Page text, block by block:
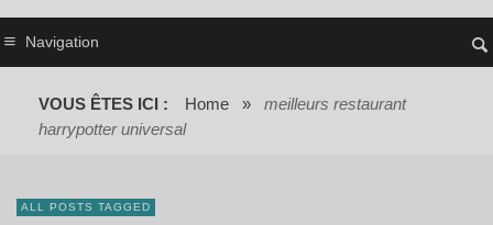
Navigation
VOUS ÊTES ICI : Home »
meilleurs restaurant
harrypotter universal
ALL POSTS TAGGED